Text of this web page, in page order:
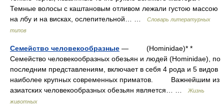
Темные волосы с каштановым отливом лежали густою массою
на лбу и на висках, ослепительной… …
Словарь литературных
типов
Семейство человекообразные — (Hominidae)* *
Семейство человекообразных обезьян и людей (Hominidae), по
последним представлениям, включает в себя 4 рода и 5 видов
наиболее крупных современных приматов. Важнейшим из
азиатских человекообразных обезьян является… …
Жизнь
животных